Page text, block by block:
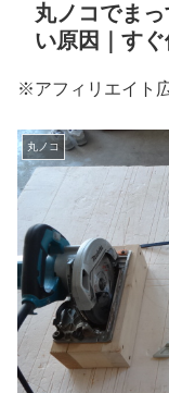
丸ノコでま
い原因｜す
※アフィリエイト
丸ノコ